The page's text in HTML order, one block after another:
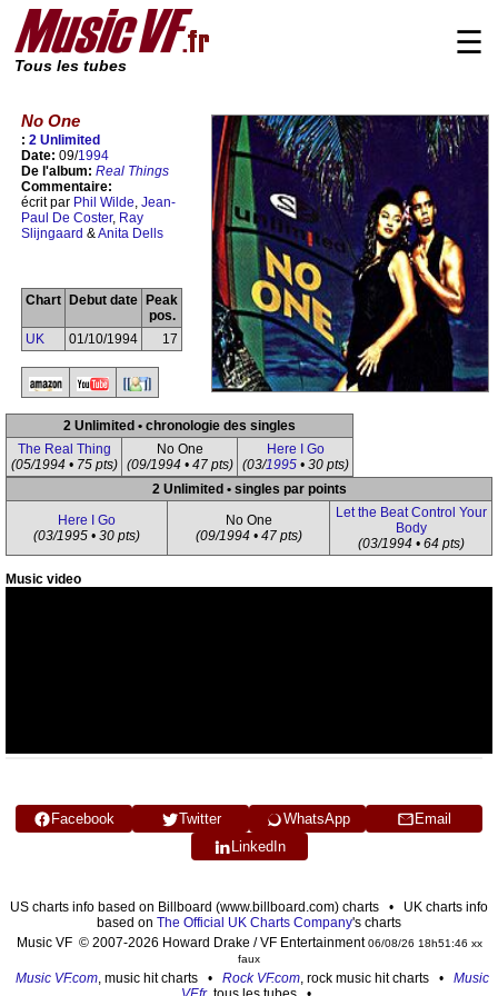
Tous les tubes
☰
No One
: 2 Unlimited
Date: 09/1994
De l'album: Real Things
Commentaire:
écrit par Phil Wilde, Jean-
Paul De Coster, Ray
Slijngaard &Anita Dells
Chart Debut date
Peak
pos.
UK
01/10/1994 17
2 Unlimited • chronologie des singles
The Real Thing
(05/1994 • 75 pts)
No One
(09/1994 • 47 pts)
Here I Go
(03/1995• 30 pts)
2 Unlimited • singles par points
Here I Go
(03/1995 • 30 pts)
No One
(09/1994 • 47 pts)
Let the Beat Control Your
Body
(03/1994 • 64 pts)
Music video
Facebook Twitter WhatsApp
Email
LinkedIn
US charts info based on Billboard (www.billboard.com) charts • UK charts info
based on The Official UK Charts Company's charts
Music VF © 2007-2026 Howard Drake / VF Entertainment06/08/26 18h51:46 xx
faux
Music VF.com, music hit charts • Rock VF.com, rock music hit charts • Music